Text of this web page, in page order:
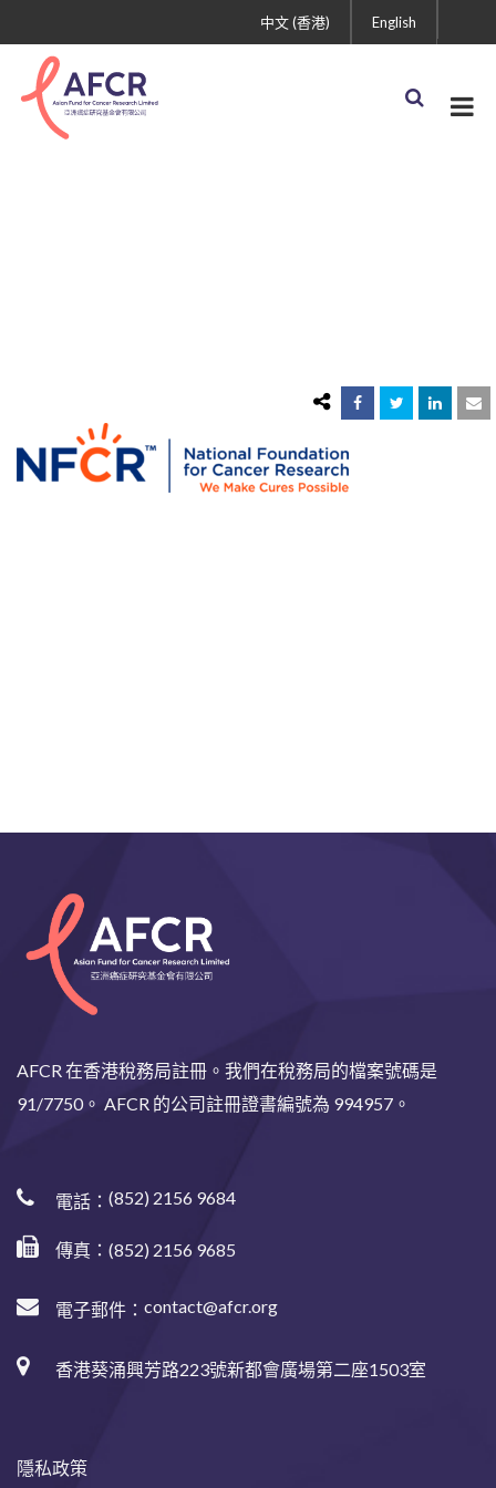
English
中文 (香港)
AFCR 在香港稅務局註冊。我們在稅務局的檔案號碼是
91/7750。 AFCR 的公司註冊證書編號為 994957。
電話： (852) 2156 9684
傳真：(852) 2156 9685
電子郵件： contact@afcr.org
香港葵涌興芳路223號新都會廣場第二座1503室
隱私政策